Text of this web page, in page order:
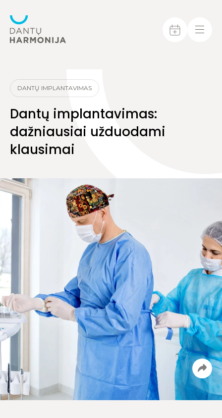
DANTŲ IMPLANTAVIMAS
Dantų implantavimas:
dažniausiai užduodami
klausimai